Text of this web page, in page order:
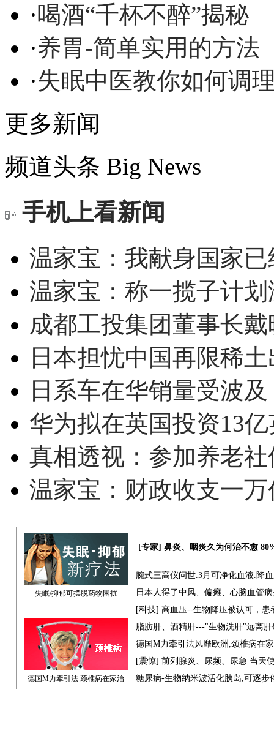
·喝酒“千杯不醉”揭秘
·养胃-简单实用的方法
·失眠中医教你如何调
更多新闻
频道头条 Big News
手机上看新闻
温家宝：我献身国家
温家宝：称一揽子计
成都工投集团董事长
日本担忧中国再限稀
日系车在华销量受波
华为拟在英国投资13
真相透视：参加养老
温家宝：财政收支一
失眠/抑郁可摆脱药物困扰
[专家] 鼻炎、咽炎久为何治不愈
腕式三高仪问世.3月可净化血液.降
日本人得了中风、偏瘫、心脑血管
[科技] 高血压--生物降压被认可，患
德国M力牵引法 颈椎病在家治
脂肪肝、酒精肝---"生物洗肝"远离肝
德国M力牵引法风靡欧洲,颈椎病在
[震惊] 前列腺炎、尿频、尿急 当天
糖尿病-生物纳米波活化胰岛,可逐步